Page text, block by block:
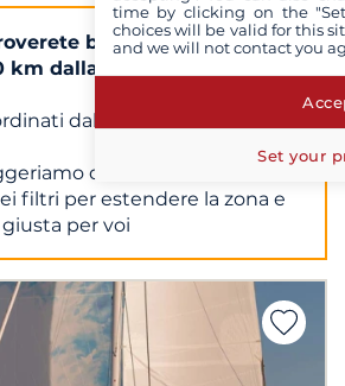
barche situate entro
dalla base : Sharm El
dal più economico al più
di utilizzare il cursore
filtri per estendere la zona e
per voi
time by clicking on the
choices will be valid for this
and we will not contact you
Set your